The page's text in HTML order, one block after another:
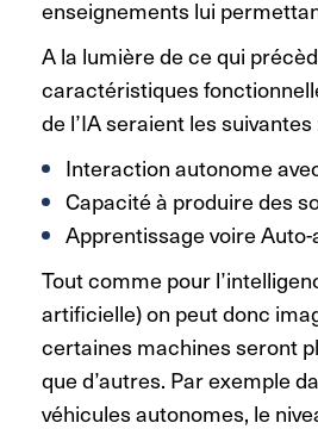
enseignements lui
A la lumière de ce qui
caractéristiques
de l’IA seraient les suivantes
Interaction autonome
Capacité à produire des
Apprentissage voire
Tout comme pour
artificielle) on peut donc
certaines machines seront
que d’autres. Par exemple
véhicules autonomes, le